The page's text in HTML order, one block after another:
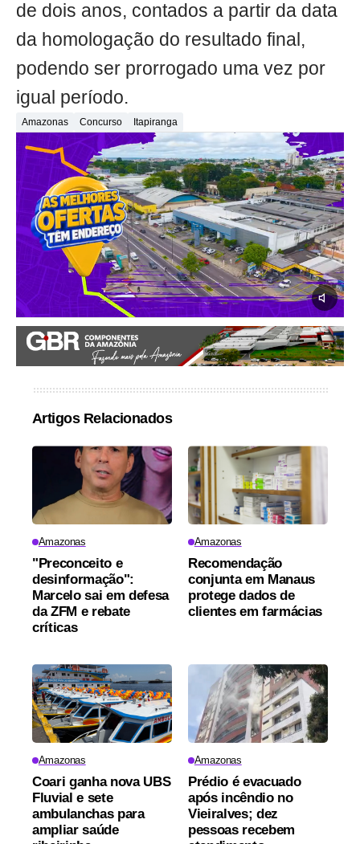
de dois anos, contados a partir da data
da homologação do resultado final,
podendo ser prorrogado uma vez por
igual período.
Amazonas Concurso Itapiranga
Artigos Relacionados
Amazonas
"Preconceito e
desinformação":
Marcelo sai em defesa
da ZFM e rebate
críticas
Amazonas
Recomendação
conjunta em Manaus
protege dados de
clientes em farmácias
Amazonas
Coari ganha nova UBS
Fluvial e sete
ambulanchas para
ampliar saúde
Amazonas
Prédio é evacuado
após incêndio no
Vieiralves; dez
pessoas recebem